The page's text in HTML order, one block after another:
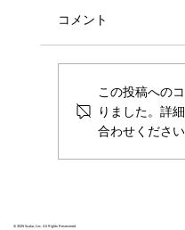
3月7日（木）
ピッチコンテ
表の山田が登
しました。
クト 経営陣の
ジネスの成長性
コメント
この投稿への
りました。詳
合わせください
© 2025 Scalar, Inc. All Rights Reservered